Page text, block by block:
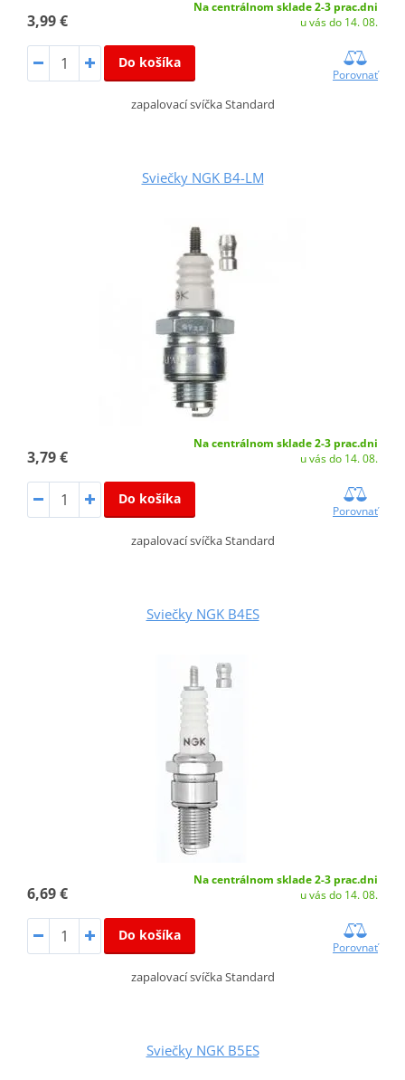
3,99 €
Na centrálnom sklade 2-3 prac.dni
u vás do 14. 08.
Do košíka
Porovnať
zapalovací svíčka Standard
Sviečky NGK B4-LM
3,79 €
Na centrálnom sklade 2-3 prac.dni
u vás do 14. 08.
Do košíka
Porovnať
zapalovací svíčka Standard
Sviečky NGK B4ES
6,69 €
Na centrálnom sklade 2-3 prac.dni
u vás do 14. 08.
Do košíka
Porovnať
zapalovací svíčka Standard
Sviečky NGK B5ES